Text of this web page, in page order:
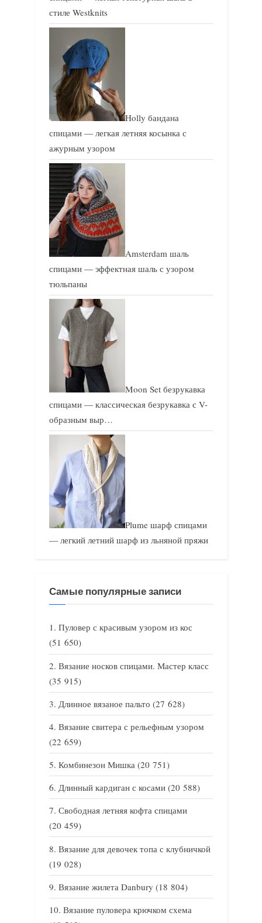
стиле Westknits
Holly бандана
спицами — легкая летняя косынка с
ажурным узором
Amsterdam шаль
спицами — эффектная шаль с узором
тюльпаны
Moon Set безрукавка
спицами — классическая безрукавка с V-
образным выр…
Plume шарф спицами
— легкий летний шарф из льняной пряжи
Самые популярные записи
Пуловер с красивым узором из кос
(51 650)
Вязание носков спицами. Мастер класс
(35 915)
Длинное вязаное пальто (27 628)
Вязание свитера с рельефным узором
(22 659)
Комбинезон Мишка (20 751)
Длинный кардиган с косами (20 588)
Свободная летняя кофта спицами
(20 459)
Вязание для девочек топа с клубничкой
(19 028)
Вязание жилета Danbury (18 804)
Вязание пуловера крючком схема